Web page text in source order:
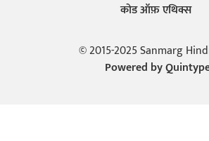
कोड ऑफ़ एथिक्स
© 2015-2025 Sanmarg
Powered by